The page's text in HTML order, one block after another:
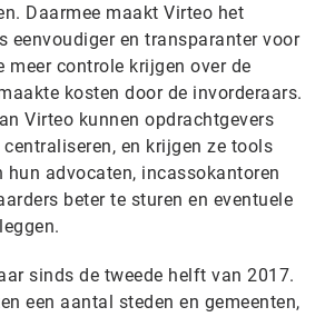
Daarmee maakt Virteo het
eenvoudiger en transparanter voor
meer controle krijgen over de
kosten door de invorderaars.
Virteo kunnen opdrachtgevers
en krijgen ze tools
hun advocaten, incassokantoren
beter te sturen en eventuele
sinds de tweede helft van 2017.
een aantal steden en gemeenten,